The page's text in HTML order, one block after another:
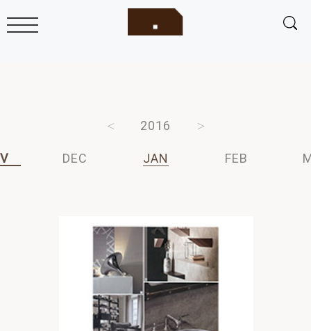
2016
DEC JAN FEB